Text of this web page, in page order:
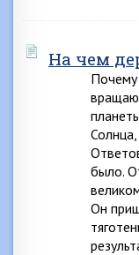
На чем
Почему
было.
Он